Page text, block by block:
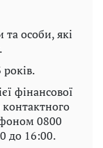
особи, які
фінансової
0800
до 16:00.